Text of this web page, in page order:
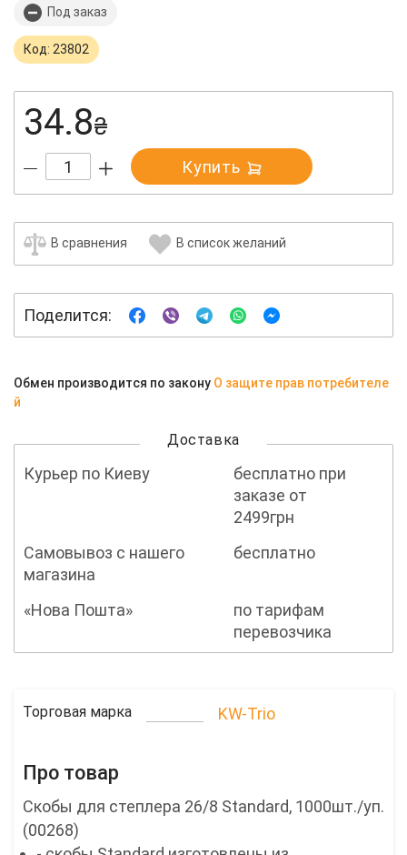
Под заказ
Код: 23802
34.8₴
Купить
В сравнения В список желаний
Поделится:
Обмен производится по закону О защите прав потребителе
й
Доставка
Курьер по Киеву
бесплатно при
заказе от
2499грн
Самовывоз с нашего
магазина
бесплатно
«Нова Пошта»
по тарифам
перевозчика
Торговая марка KW-Trio
Про товар
Скобы для степлера 26/8 Standard, 1000шт./уп.
(00268)